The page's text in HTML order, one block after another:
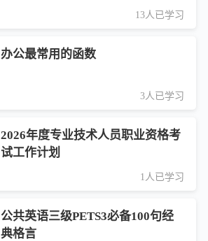
13人已学习
办公最常用的函数
3人已学习
2026年度专业技术人员职业资格考
试工作计划
1人已学习
公共英语三级PETS3必备100句经
典格言